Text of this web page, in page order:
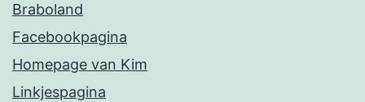
Braboland
Facebookpagina
Homepage van Kim
Linkjespagina